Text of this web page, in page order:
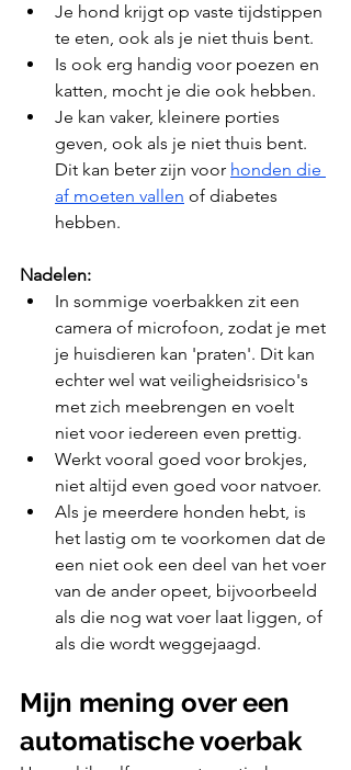
Je hond krijgt op vaste tijdstippen
te eten, ook als je niet thuis bent.
Is ook erg handig voor poezen en
katten, mocht je die ook hebben.
Je kan vaker, kleinere porties
geven, ook als je niet thuis bent.
Dit kan beter zijn voor honden die
af moeten vallen of diabetes
hebben.
Nadelen:
In sommige voerbakken zit een
camera of microfoon, zodat je met
je huisdieren kan 'praten'. Dit kan
echter wel wat veiligheidsrisico's
met zich meebrengen en voelt
niet voor iedereen even prettig.
Werkt vooral goed voor brokjes,
niet altijd even goed voor natvoer.
Als je meerdere honden hebt, is
het lastig om te voorkomen dat de
een niet ook een deel van het voer
van de ander opeet, bijvoorbeeld
als die nog wat voer laat liggen, of
als die wordt weggejaagd.
Mijn mening over een
automatische voerbak